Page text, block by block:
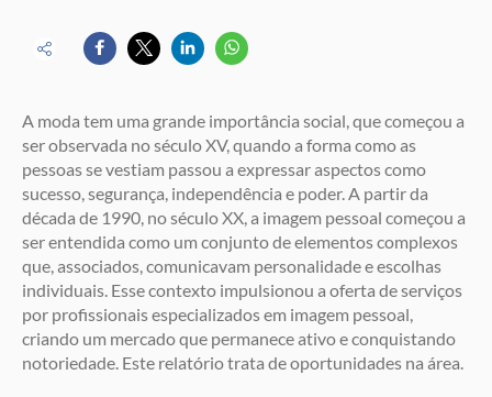
A moda tem uma grande importância social, que começou a
ser observada no século XV, quando a forma como as
pessoas se vestiam passou a expressar aspectos como
sucesso, segurança, independência e poder. A partir da
década de 1990, no século XX, a imagem pessoal começou a
ser entendida como um conjunto de elementos complexos
que, associados, comunicavam personalidade e escolhas
individuais. Esse contexto impulsionou a oferta de serviços
por profissionais especializados em imagem pessoal,
criando um mercado que permanece ativo e conquistando
notoriedade. Este relatório trata de oportunidades na área.